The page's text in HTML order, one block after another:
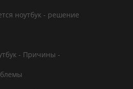
ноутбук - решение
- Причины -